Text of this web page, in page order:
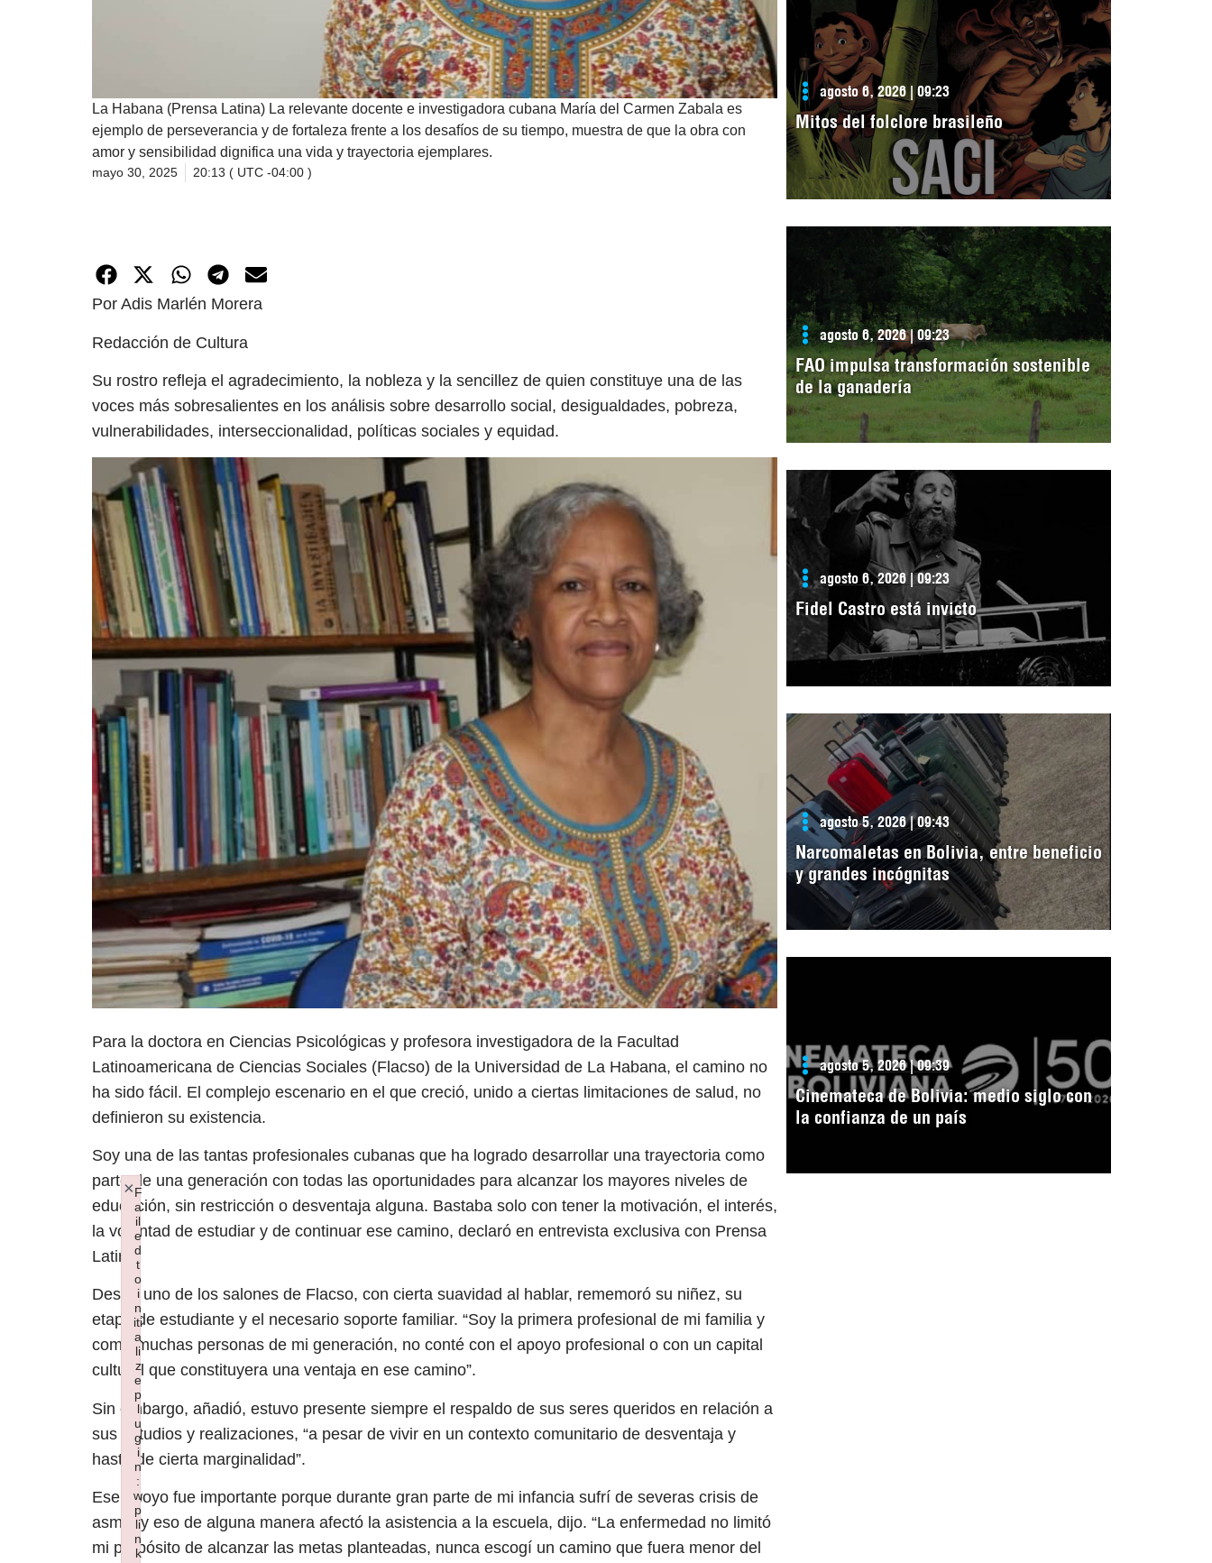
La Habana (Prensa Latina) La relevante docente e investigadora cubana María del Carmen Zabala es
ejemplo de perseverancia y de fortaleza frente a los desafíos de su tiempo, muestra de que la obra con
amor y sensibilidad dignifica una vida y trayectoria ejemplares.
mayo 30, 2025 20:13 ( UTC -04:00 )
Por Adis Marlén Morera
Redacción de Cultura
Su rostro refleja el agradecimiento, la nobleza y la sencillez de quien constituye una de las
voces más sobresalientes en los análisis sobre desarrollo social, desigualdades, pobreza,
vulnerabilidades, interseccionalidad, políticas sociales y equidad.
Para la doctora en Ciencias Psicológicas y profesora investigadora de la Facultad
Latinoamericana de Ciencias Sociales (Flacso) de la Universidad de La Habana, el camino no
ha sido fácil. El complejo escenario en el que creció, unido a ciertas limitaciones de salud, no
definieron su existencia.
Soy una de las tantas profesionales cubanas que ha logrado desarrollar una trayectoria como
parte de una generación con todas las oportunidades para alcanzar los mayores niveles de
educación, sin restricción o desventaja alguna. Bastaba solo con tener la motivación, el interés,
la voluntad de estudiar y de continuar ese camino, declaró en entrevista exclusiva con Prensa
Latina.
Desde uno de los salones de Flacso, con cierta suavidad al hablar, rememoró su niñez, su
etapa de estudiante y el necesario soporte familiar. “Soy la primera profesional de mi familia y
como muchas personas de mi generación, no conté con el apoyo profesional o con un capital
cultural que constituyera una ventaja en ese camino”.
Sin embargo, añadió, estuvo presente siempre el respaldo de sus seres queridos en relación a
sus estudios y realizaciones, “a pesar de vivir en un contexto comunitario de desventaja y
hasta de cierta marginalidad”.
Ese apoyo fue importante porque durante gran parte de mi infancia sufrí de severas crisis de
asma, y eso de alguna manera afectó la asistencia a la escuela, dijo. “La enfermedad no limitó
mi propósito de alcanzar las metas planteadas, nunca escogí un camino que fuera menor del
agosto 6, 2026 | 09:23
Mitos del folclore brasileño
agosto 6, 2026 | 09:23
FAO impulsa transformación sostenible
de la ganadería
agosto 6, 2026 | 09:23
Fidel Castro está invicto
agosto 5, 2026 | 09:43
Narcomaletas en Bolivia, entre beneficio
y grandes incógnitas
agosto 5, 2026 | 09:39
Cinemateca de Bolivia: medio siglo con
la confianza de un país
F
a
il
e
d
t
o
i
n
iti
a
li
z
e
p
l
u
g
i
n
:
w
p
li
n
k
×